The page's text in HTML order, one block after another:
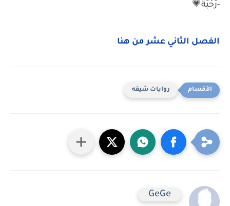
-رُحْبَة💗
الفصل الثاني عشر من هنا
روايات شيقه
GeGe